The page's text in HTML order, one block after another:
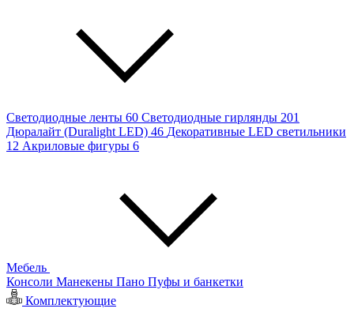
Светодиодные ленты 60 Светодиодные гирлянды 201
Дюралайт (Duralight LED) 46 Декоративные LED светильники
12 Акриловые фигуры 6
Мебель
Консоли Манекены Пано Пуфы и банкетки
Комплектующие